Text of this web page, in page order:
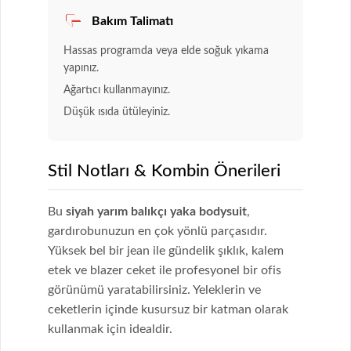
Bakım Talimatı
Hassas programda veya elde soğuk yıkama
yapınız.
Ağartıcı kullanmayınız.
Düşük ısıda ütüleyiniz.
Stil Notları & Kombin Önerileri
Bu siyah yarım balıkçı yaka bodysuit,
gardırobunuzun en çok yönlü parçasıdır.
Yüksek bel bir jean ile gündelik şıklık, kalem
etek ve blazer ceket ile profesyonel bir ofis
görünümü yaratabilirsiniz. Yeleklerin ve
ceketlerin içinde kusursuz bir katman olarak
kullanmak için idealdir.